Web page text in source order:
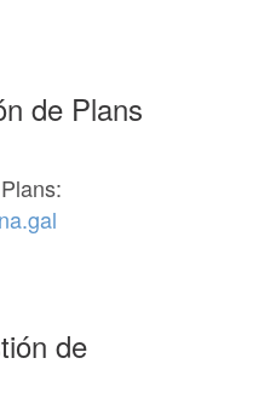
de Plans
de